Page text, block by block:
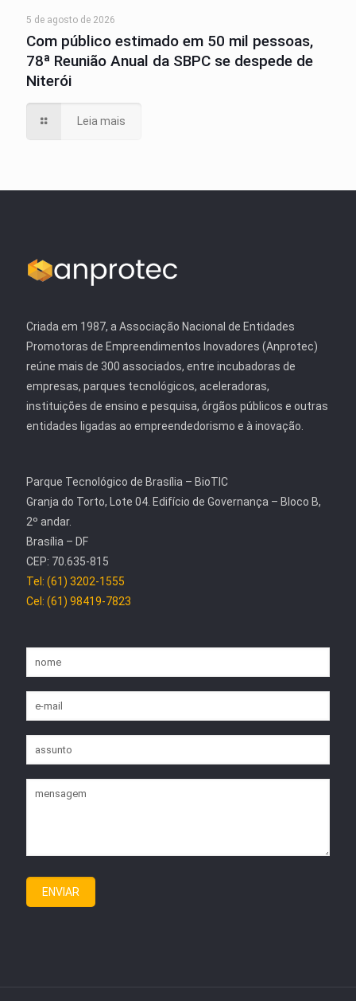
5 de agosto de 2026
Com público estimado em 50 mil pessoas,
78ª Reunião Anual da SBPC se despede de
Niterói
Leia mais
Criada em 1987, a Associação Nacional de Entidades
Promotoras de Empreendimentos Inovadores (Anprotec)
reúne mais de 300 associados, entre incubadoras de
empresas, parques tecnológicos, aceleradoras,
instituições de ensino e pesquisa, órgãos públicos e outras
entidades ligadas ao empreendedorismo e à inovação.
Parque Tecnológico de Brasília – BioTIC
Granja do Torto, Lote 04. Edifício de Governança – Bloco B,
2º andar.
Brasília – DF
CEP: 70.635-815
Tel: (61) 3202-1555
Cel: (61) 98419-7823